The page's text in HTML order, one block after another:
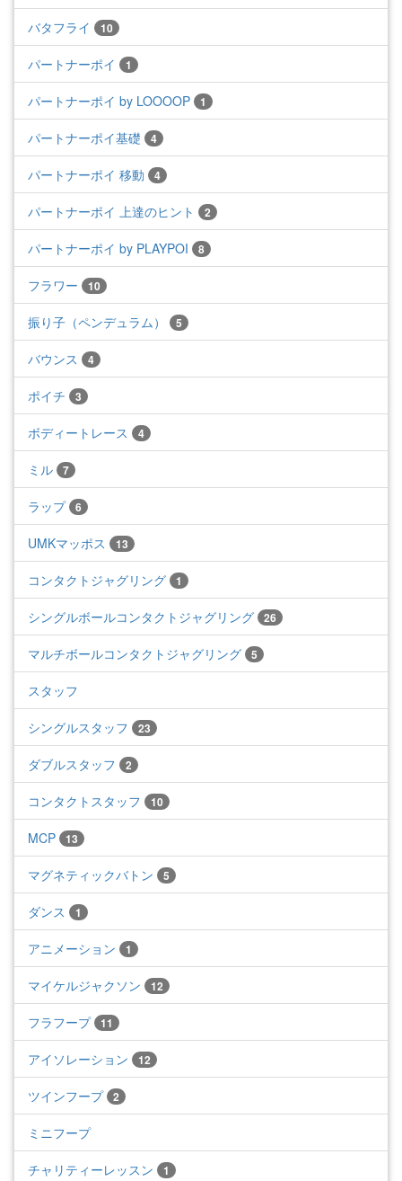
バタフライ 10
パートナーポイ 1
パートナーポイ by LOOOOP 1
パートナーポイ基礎 4
パートナーポイ 移動 4
パートナーポイ 上達のヒント 2
パートナーポイ by PLAYPOI 8
フラワー 10
振り子（ペンデュラム） 5
バウンス 4
ポイチ 3
ボディートレース 4
ミル 7
ラップ 6
UMKマッポス 13
コンタクトジャグリング 1
シングルボールコンタクトジャグリング 26
マルチボールコンタクトジャグリング 5
スタッフ
シングルスタッフ 23
ダブルスタッフ 2
コンタクトスタッフ 10
MCP 13
マグネティックバトン 5
ダンス 1
アニメーション 1
マイケルジャクソン 12
フラフープ 11
アイソレーション 12
ツインフープ 2
ミニフープ
チャリティーレッスン 1